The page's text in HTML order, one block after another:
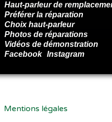
Haut-parleur de
Préférer la réparation
Choix haut-parleur
Photos de réparations
Vidéos de démonstration
Facebook Instagram
Mentions légales